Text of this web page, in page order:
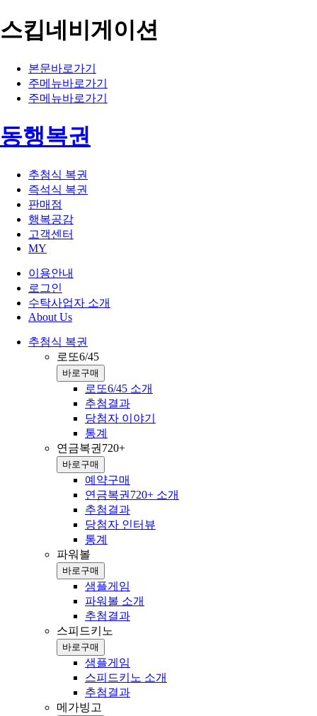
스킵네비게이션
본문바로가기
주메뉴바로가기
주메뉴바로가기
동행복권
추첨식 복권
즉석식 복권
판매점
행복공감
고객센터
MY
이용안내
로그인
수탁사업자 소개
About Us
추첨식 복권
로또6/45
바로구매
로또6/45 소개
추첨결과
당첨자 이야기
통계
연금복권720+
바로구매
예약구매
연금복권720+ 소개
추첨결과
당첨자 인터뷰
통계
파워볼
바로구매
샘플게임
파워볼 소개
추첨결과
스피드키노
바로구매
샘플게임
스피드키노 소개
추첨결과
메가빙고